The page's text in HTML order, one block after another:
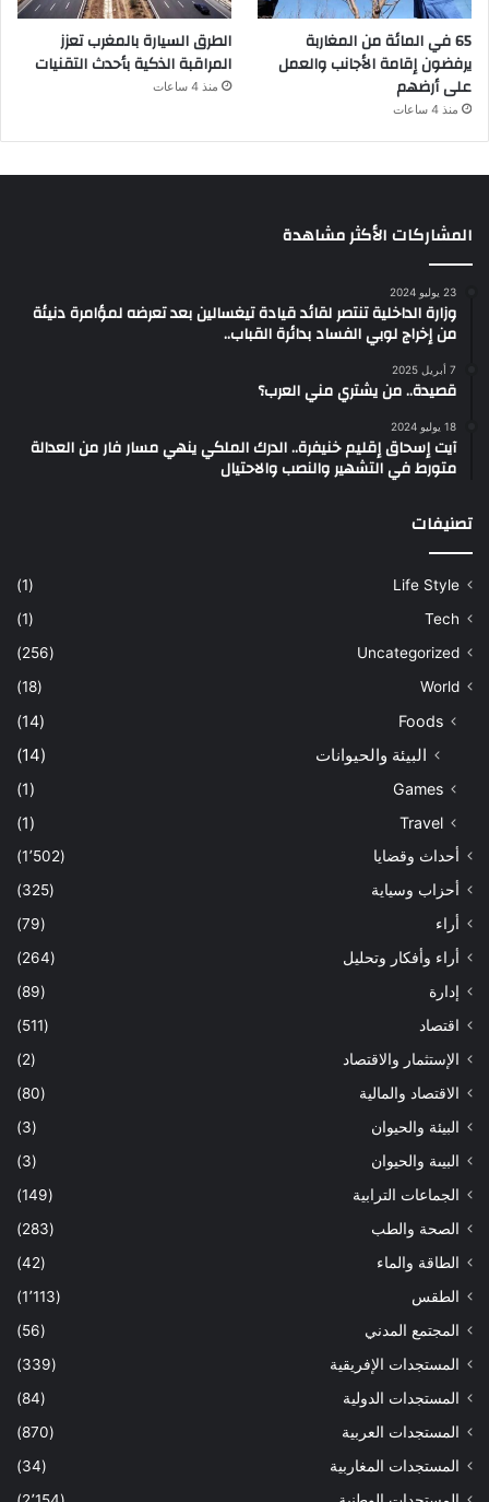
65 في المائة من المغاربة
يرفضون إقامة الأجانب والعمل
على أرضهم
منذ 4 ساعات
الطرق السيارة بالمغرب تعزز
المراقبة الذكية بأحدث التقنيات
منذ 4 ساعات
المشاركات الأكثر مشاهدة
23 يوليو 2024
وزارة الداخلية تنتصر لقائد قيادة تيغسالين بعد تعرضه لمؤامرة دنيئة
من إخراج لوبي الفساد بدائرة القباب..
7 أبريل 2025
قصيدة.. من يشتري مني العرب؟
18 يوليو 2024
آيت إسحاق إقليم خنيفرة.. الدرك الملكي ينهي مسار فار من العدالة
متورط في التشهير والنصب والاحتيال
تصنيفات
Life Style
(1)
Tech
(1)
Uncategorized
(256)
World
(18)
Foods
(14)
البيئة والحيوانات (14)
Games
(1)
Travel
(1)
أحداث وقضايا
(1٬502)
أحزاب وسياية
(325)
أراء
(79)
أراء وأفكار وتحليل
(264)
إدارة
(89)
اقتصاد
(511)
الإستثمار والاقتصاد
(2)
الاقتصاد والمالية
(80)
البيئة والحيوان
(3)
البيىة والحيوان
(3)
الجماعات الترابية
(149)
الصحة والطب
(283)
الطاقة والماء
(42)
الطقس
(1٬113)
المجتمع المدني
(56)
المستجدات الإفريقية
(339)
المستجدات الدولية
(84)
المستجدات العربية
(870)
المستجدات المغاربية
(34)